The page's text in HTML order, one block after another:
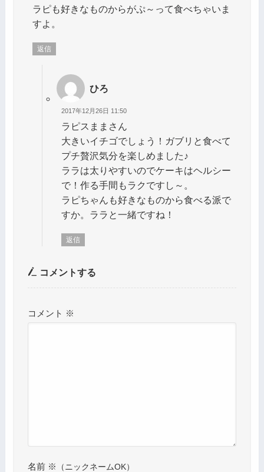
ラピも好きなものからがぷ～って食べちゃいま
すよ。
返信
ひろ
2017年12月26日 11:50
ラピスままさん
大きいイチゴでしょう！ガブリと食べて
プチ贅沢気分を楽しめました♪
ララは太りやすいのでケーキはヘルシー
で！作る手間もラクですし～。
ラピちゃんも好きなものから食べる派で
すか。ララと一緒ですね！
返信
コメントする
コメント ※
名前 ※